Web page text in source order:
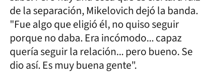
de la separación, Mikelovich dejó la banda.
"Fue algo que eligió él, no quiso seguir
porque no daba. Era incómodo... capaz
quería seguir la relación... pero bueno. Se
dio así. Es muy buena gente".